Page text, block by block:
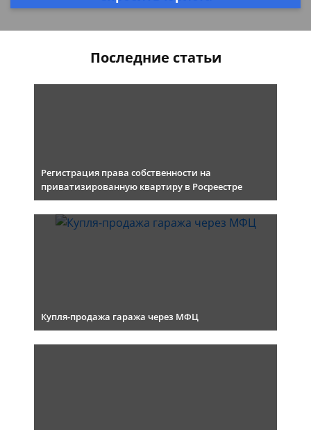
Последние статьи
Регистрация права собственности на
приватизированную квартиру в Росреестре
Купля-продажа гаража через МФЦ